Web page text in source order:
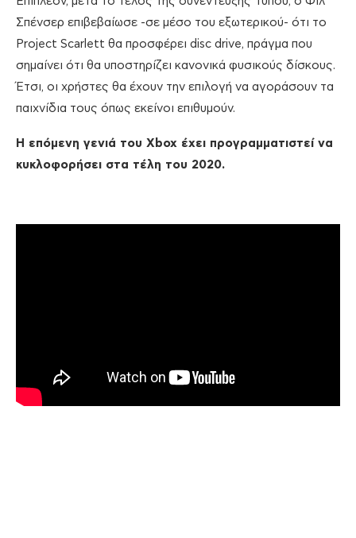
Σπένσερ επιβεβαίωσε -σε μέσο του εξωτερικού- ότι το
Project Scarlett θα προσφέρει disc drive, πράγμα που
σημαίνει ότι θα υποστηρίζει κανονικά φυσικούς δίσκους.
Έτσι, οι χρήστες θα έχουν την επιλογή να αγοράσουν τα
παιχνίδια τους όπως εκείνοι επιθυμούν.
Η επόμενη γενιά του Xbox έχει προγραμματιστεί να
κυκλοφορήσει στα τέλη του 2020.